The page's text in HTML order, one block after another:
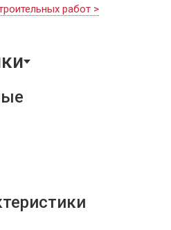
работ >